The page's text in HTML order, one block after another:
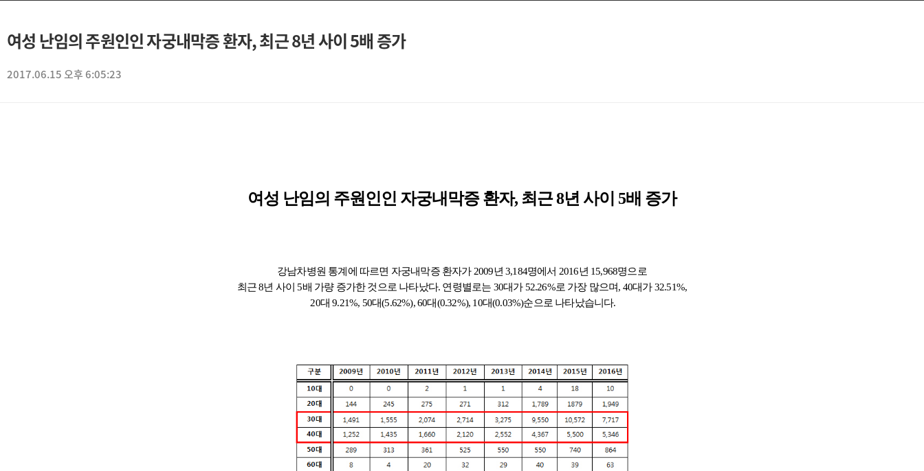
여성 난임의 주원인인 자궁내막증 환자, 최근 8년 사이 5배 증가
2017.06.15 오후 6:05:23
여성 난임의 주원인인 자궁내막증 환자, 최근 8년 사이 5배 증가
강남차병원 통계에 따르면 자궁내막증 환자가 2009년 3,184명에서 2016년 15,968명으로
최근 8년 사이 5배 가량 증가한 것으로 나타났다. 연령별로는 30대가 52.26%로 가장 많으며, 40대가 32.51%,
20대 9.21%, 50대(5.62%), 60대(0.32%), 10대(0.03%)순으로 나타났습니다.